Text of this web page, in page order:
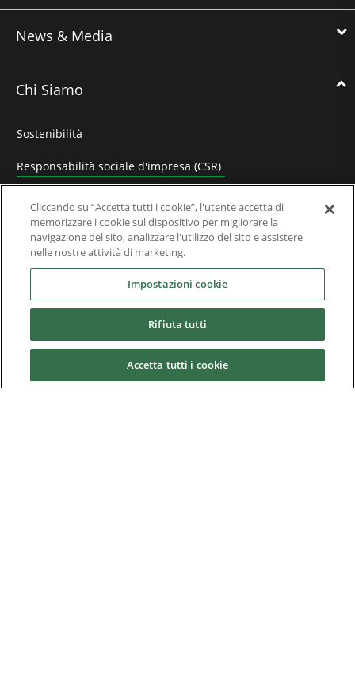
News & Media
Chi Siamo
Sostenibilità
Responsabilità sociale d'impresa (CSR)
Contatta Nidec Control Techniques
Domande Frequenti
Storia di Control Techniques Dynamics
Cliccando su “Accetta tutti i cookie”, l'utente accetta di
memorizzare i cookie sul dispositivo per migliorare la
navigazione del sito, analizzare l'utilizzo del sito e assistere
nelle nostre attività di marketing.
Impostazioni cookie
Rifiuta tutti
Accetta tutti i cookie